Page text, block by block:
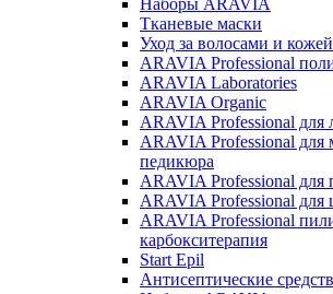
Наборы ARAVIA
Тканевые маски
Уход за волосами и
ARAVIA Professional
ARAVIA Laboratories
ARAVIA Organic
ARAVIA Professional для
ARAVIA Professional для
педикюра
ARAVIA Professional для
ARAVIA Professional для
ARAVIA Professional
карбокситерапия
Start Epil
Антисептические